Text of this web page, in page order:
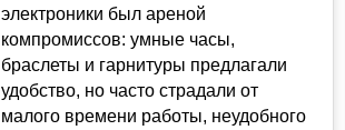
электроники был ареной
компромиссов: умные часы,
браслеты и гарнитуры предлагали
удобство, но часто страдали от
малого времени работы, неудобного